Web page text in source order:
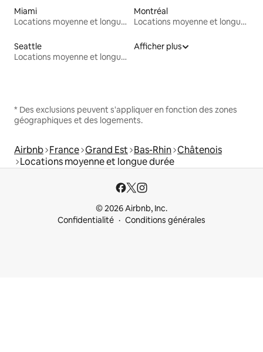
Miami
Locations moyenne et longue durée
Montréal
Locations moyenne et longue durée
Seattle
Locations moyenne et longue durée
Afficher plus
* Des exclusions peuvent s'appliquer en fonction des zones
géographiques et des logements.
Airbnb France Grand Est Bas-Rhin Châtenois
Locations moyenne et longue durée
© 2026 Airbnb, Inc.
Confidentialité
Conditions générales